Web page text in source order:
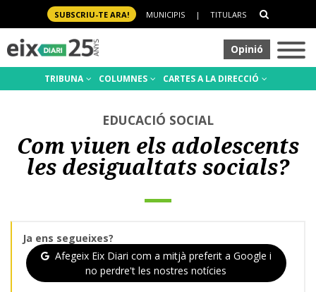
SUBSCRIU-TE ARA! MUNICIPIS | TITULARS
Opinió
TRIBUNA COLUMNES CARTES A LA DIRECCIÓ
EDUCACIÓ SOCIAL
Com viuen els adolescents
les desigualtats socials?
Ja ens segueixes?
Afegeix Eix Diari com a mitjà preferit a Google i
no perdre't les nostres notícies